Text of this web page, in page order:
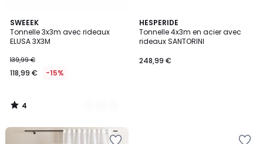
SWEEEK
Tonnelle 3x3m avec rideaux
ELUSA 3X3M
139,99 €
118,99 € -15%
4
/
5
2
Couleurs
4
/
HESPERIDE
Tonnelle 4x3m en acier avec
rideaux SANTORINI
248,99 €